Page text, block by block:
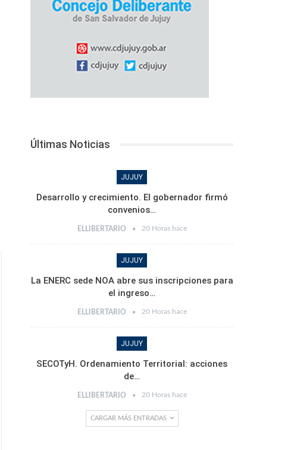
Últimas Noticias
JUJUY
Desarrollo y crecimiento. El gobernador firmó
convenios…
ELLIBERTARIO 20 Horas hace
JUJUY
La ENERC sede NOA abre sus inscripciones para
el ingreso…
ELLIBERTARIO 20 Horas hace
JUJUY
SECOTyH. Ordenamiento Territorial: acciones
de…
ELLIBERTARIO 20 Horas hace
CARGAR MÁS ENTRADAS